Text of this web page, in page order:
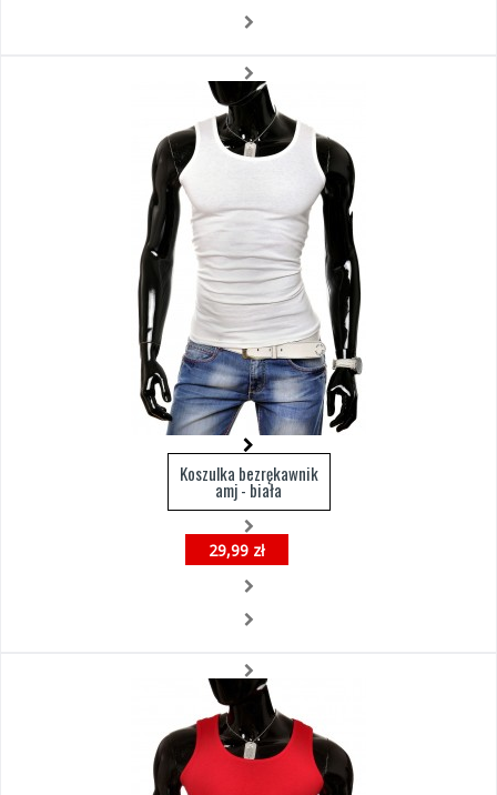
Koszulka bezrękawnik
amj - biała
29,99 zł